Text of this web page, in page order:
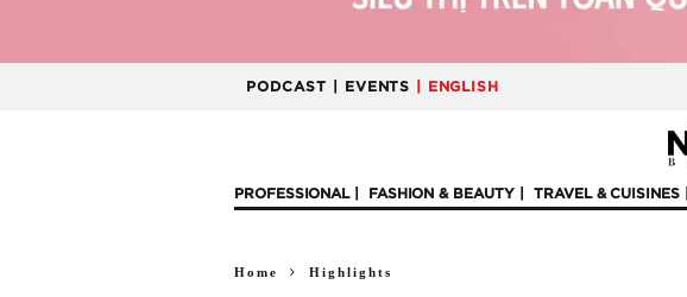
PODCAST | EVENTS | ENGLISH
PROFESSIONAL FASHION & BEAUTY TRAVEL & CUISINES
Home Highlights